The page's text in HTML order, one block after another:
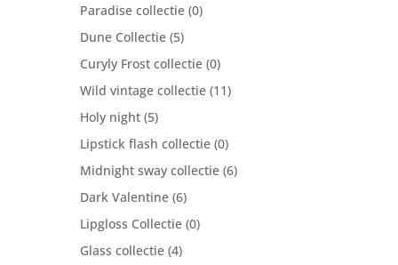
Paradise collectie (0)
Dune Collectie (5)
Curyly Frost collectie (0)
Wild vintage collectie (11)
Holy night (5)
Lipstick flash collectie (0)
Midnight sway collectie (6)
Dark Valentine (6)
Lipgloss Collectie (0)
Glass collectie (4)